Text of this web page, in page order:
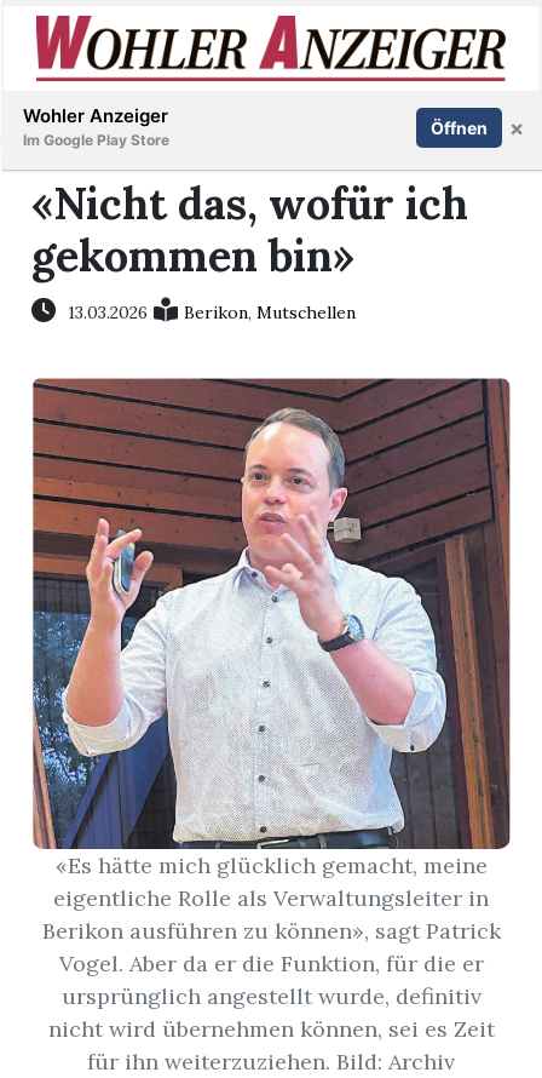
Immobilien
Veranstaltungen
Stellen
E-
Paper
Newsletter
App
Inserieren Abonnieren Anmelden
«Nicht das, wofür ich
gekommen bin»
13.03.2026 Berikon,Mutschellen
«Es hätte mich glücklich gemacht, meine
eigentliche Rolle als Verwaltungsleiter in
Berikon ausführen zu können», sagt Patrick
Vogel. Aber da er die Funktion, für die er
ursprünglich angestellt wurde, definitiv
nicht wird übernehmen können, sei es Zeit
für ihn weiterzuziehen. Bild: Archiv
Wohler Anzeiger
Im Google Play Store
Öffnen ×